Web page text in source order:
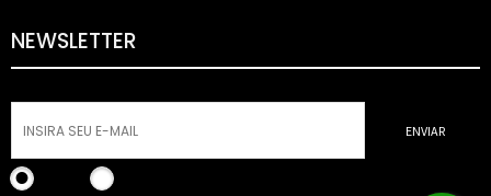
NEWSLETTER
ENVIAR